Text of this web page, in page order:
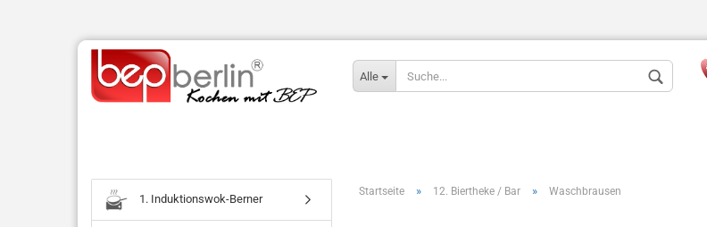
Alle
Startseite » 12. Biertheke / Bar » Waschbrausen
1. Induktionswok-Berner